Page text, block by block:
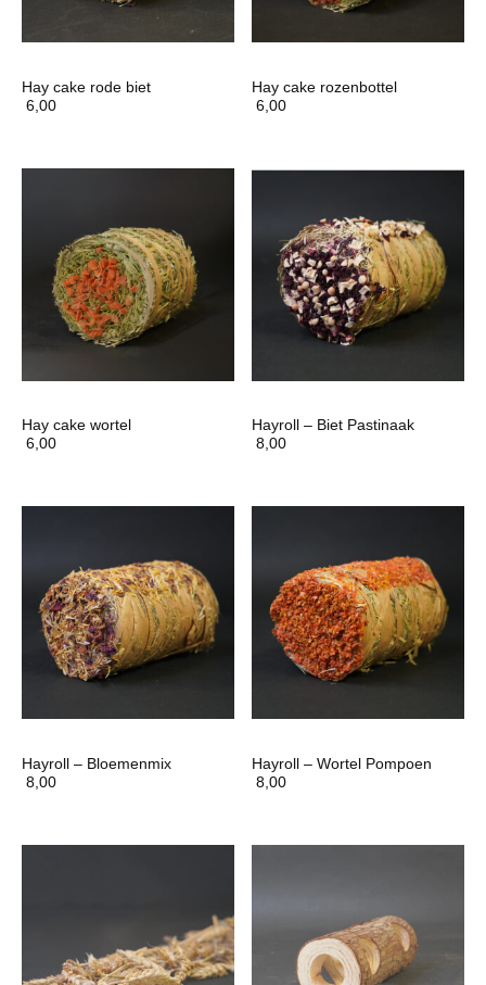
Hay cake rode biet
6,00
Hay cake rozenbottel
6,00
Hay cake wortel
6,00
Hayroll – Biet Pastinaak
8,00
Hayroll – Bloemenmix
8,00
Hayroll – Wortel Pompoen
8,00